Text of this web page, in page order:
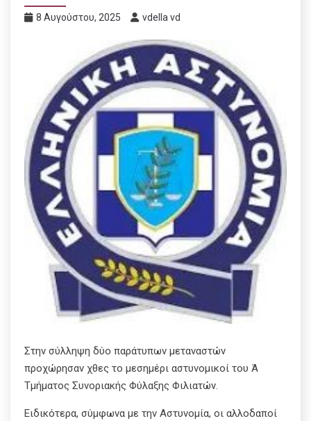
8 Αυγούστου, 2025 vdella vd
Στην σύλληψη δύο παράτυπων μεταναστών
προχώρησαν χθες το μεσημέρι αστυνομικοί του Ά
Τμήματος Συνοριακής Φύλαξης Φιλιατών.
Ειδικότερα, σύμφωνα με την Αστυνομία, οι αλλοδαποί